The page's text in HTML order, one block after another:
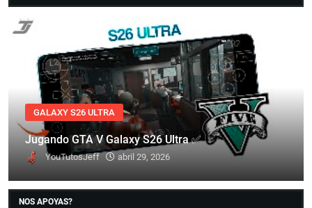
GALAXY S26 ULTRA
Jugando GTA V Galaxy S26 Ultra ✅
YouTutosJeff abril 29, 2026
NOS APOYAS?